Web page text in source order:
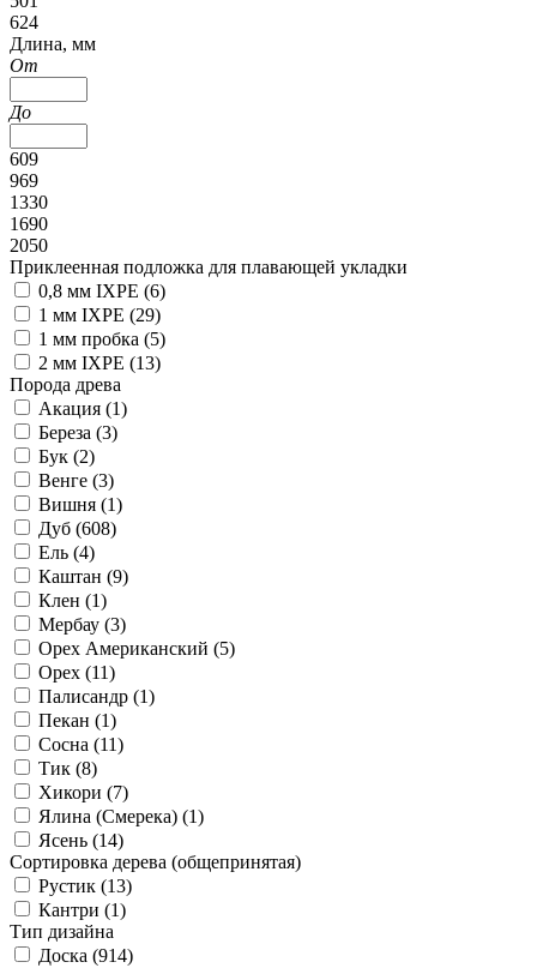
624
Длина, мм
От
До
609
969
1330
1690
2050
Приклеенная подложка для плавающей укладки
0,8 мм IXPE (6)
1 мм IXPE (29)
1 мм пробка (5)
2 мм IXPE (13)
Порода древа
Акация (1)
Береза (3)
Бук (2)
Венге (3)
Вишня (1)
Дуб (608)
Ель (4)
Каштан (9)
Клен (1)
Мербау (3)
Орех Американский (5)
Орех (11)
Палисандр (1)
Пекан (1)
Сосна (11)
Тик (8)
Хикори (7)
Ялина (Смерека) (1)
Ясень (14)
Сортировка дерева (общепринятая)
Рустик (13)
Кантри (1)
Тип дизайна
Доска (914)